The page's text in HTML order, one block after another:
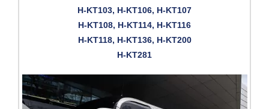
H-KT103, H-KT106, H-KT107
H-KT108, H-KT114, H-KT116
H-KT118, H-KT136, H-KT200
H-KT281